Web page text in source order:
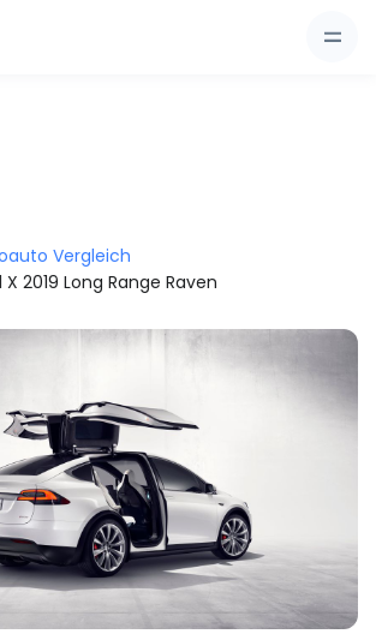
Vergleich
2019 Long Range Raven